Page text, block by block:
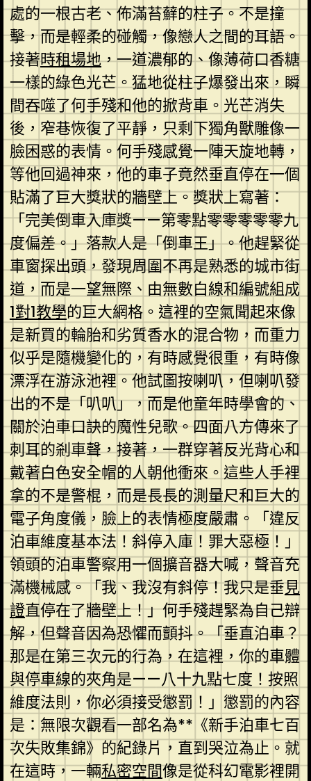
處的一根古老、佈滿苔蘚的柱子。不是撞
擊，而是輕柔的碰觸，像戀人之間的耳語。
接著時租場地，一道濃郁的、像薄荷口香糖
一樣的綠色光芒。猛地從柱子爆發出來，瞬
間吞噬了何手殘和他的掀背車。光芒消失
後，窄巷恢復了平靜，只剩下獨角獸雕像一
臉困惑的表情。何手殘感覺一陣天旋地轉，
等他回過神來，他的車子竟然垂直停在一個
貼滿了巨大獎狀的牆壁上。獎狀上寫著：
「完美倒車入庫獎——第零點零零零零零九
度偏差。」落款人是「倒車王」。他趕緊從
車窗探出頭，發現周圍不再是熟悉的城市街
道，而是一望無際、由無數白線和編號組成
1對1教學的巨大網格。這裡的空氣聞起來像
是新買的輪胎和劣質香水的混合物，而重力
似乎是隨機變化的，有時感覺很重，有時像
漂浮在游泳池裡。他試圖按喇叭，但喇叭發
出的不是「叭叭」，而是他童年時學會的、
關於泊車口訣的魔性兒歌。四面八方傳來了
刺耳的剎車聲，接著，一群穿著反光背心和
戴著白色安全帽的人朝他衝來。這些人手裡
拿的不是警棍，而是長長的測量尺和巨大的
電子角度儀，臉上的表情極度嚴肅。「違反
泊車維度基本法！斜停入庫！罪大惡極！」
領頭的泊車警察用一個擴音器大喊，聲音充
滿機械感。「我、我沒有斜停！我只是垂見
證直停在了牆壁上！」何手殘趕緊為自己辯
解，但聲音因為恐懼而顫抖。「垂直泊車？
那是在第三次元的行為，在這裡，你的車體
與停車線的夾角是——八十九點七度！按照
維度法則，你必須接受懲罰！」懲罰的內容
是：無限次觀看一部名為**《新手泊車七百
次失敗集錦》的紀錄片，直到哭泣為止。就
在這時，一輛私密空間像是從科幻電影裡開